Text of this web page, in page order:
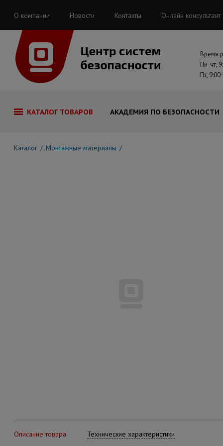
О компании Новости Контакты Онлайн консультант
Время
Пн-чт,
Пт,
КАТАЛОГ ТОВАРОВ АКАДЕМИЯ ПО БЕЗОПАСНОСТИ
Каталог Монтажные материалы
Описание товара Технические характеристики